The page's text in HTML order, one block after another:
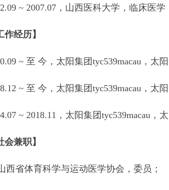
~ 2007.07，山西医科大学，临床医学
作经历】
~ 至 今，太阳集团tyc539macau，太
~ 至 今，太阳集团tyc539macau，太
~ 2018.11，太阳集团tyc539macau，​
会兼职】
西省体育科学与运动医学协会，委员；